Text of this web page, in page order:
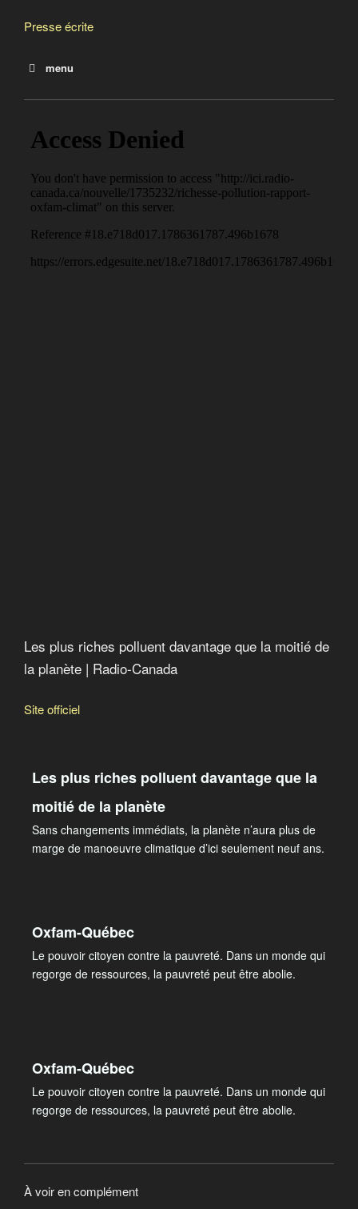
quotidiennes des citoyen·ne·s ordinaires.
Presse écrite
menu
Les plus riches polluent davantage que la moitié de la
planète
Les plus riches polluent davantage que la moitié de
la planète | Radio-Canada
Site officiel
Les plus riches polluent davantage que la
moitié de la planète
Sans changements immédiats, la planète n’aura plus de
marge de manoeuvre climatique d’ici seulement neuf ans.
Oxfam-Québec
Le pouvoir citoyen contre la pauvreté. Dans un monde qui
regorge de ressources, la pauvreté peut être abolie.
Oxfam-Québec
Le pouvoir citoyen contre la pauvreté. Dans un monde qui
regorge de ressources, la pauvreté peut être abolie.
À voir en complément